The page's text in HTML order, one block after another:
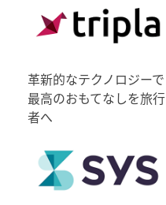
革新的なテクノロジーで
最高のおもてなしを旅行
者へ